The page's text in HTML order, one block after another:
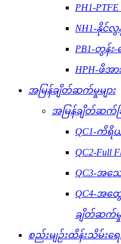
PH1-
NH1-နိုင်
PB1-တွန်
HPH-ဖိအ
အမြန်ချိတ်ဆက်မှုများ
အမြန်ချိတ်ဆက်ခ
QC1-ကိရိ
QC2-Full
QC3-အသ
QC4-အ
ချိတ်ဆက်မှု
စည်းမျဉ်းထိန်းသိမ်းရေ